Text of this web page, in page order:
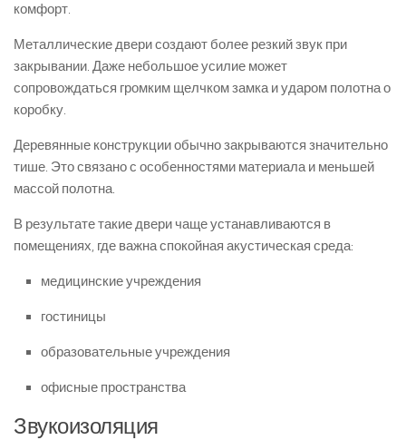
комфорт.
Металлические двери создают более резкий звук при
закрывании. Даже небольшое усилие может
сопровождаться громким щелчком замка и ударом полотна о
коробку.
Деревянные конструкции обычно закрываются значительно
тише. Это связано с особенностями материала и меньшей
массой полотна.
В результате такие двери чаще устанавливаются в
помещениях, где важна спокойная акустическая среда:
медицинские учреждения
гостиницы
образовательные учреждения
офисные пространства
Звукоизоляция